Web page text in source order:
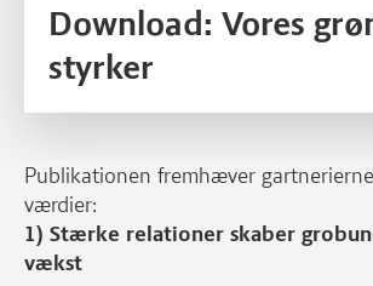
Download: Vores
styrker
Publikationen fremhæver
værdier:
1) Stærke relationer skaber
vækst